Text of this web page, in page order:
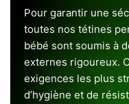
Pour garantir une
toutes nos tétines
bébé sont soumis à
externes rigoureux.
exigences les plus
d’hygiène et de